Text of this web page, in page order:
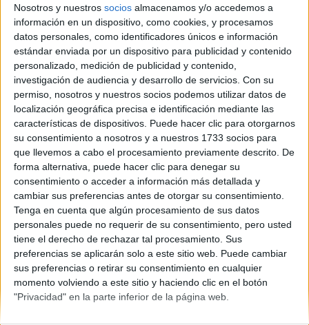
Nosotros y nuestros socios almacenamos y/o accedemos a
información en un dispositivo, como cookies, y procesamos
datos personales, como identificadores únicos e información
estándar enviada por un dispositivo para publicidad y contenido
personalizado, medición de publicidad y contenido,
investigación de audiencia y desarrollo de servicios. Con su
permiso, nosotros y nuestros socios podemos utilizar datos de
localización geográfica precisa e identificación mediante las
características de dispositivos. Puede hacer clic para otorgarnos
su consentimiento a nosotros y a nuestros 1733 socios para
que llevemos a cabo el procesamiento previamente descrito. De
forma alternativa, puede hacer clic para denegar su
consentimiento o acceder a información más detallada y
cambiar sus preferencias antes de otorgar su consentimiento.
Tenga en cuenta que algún procesamiento de sus datos
personales puede no requerir de su consentimiento, pero usted
tiene el derecho de rechazar tal procesamiento. Sus
preferencias se aplicarán solo a este sitio web. Puede cambiar
sus preferencias o retirar su consentimiento en cualquier
momento volviendo a este sitio y haciendo clic en el botón
"Privacidad" en la parte inferior de la página web.
Comunidad:
Asturias
Año del examen:
2013
Mes de examen:
Julio
Asignatura:
Historia del Arte
Descripción del fichero:
Examen Fase Específica
Fichero Examen:
examen-selectividad-historia-del-arte-asturias-2013-julio.pdf
Quiénes somos |Contactar|Anúnciate
Aviso legal|Politica de privacidad|Condiciones generales|
de cookies